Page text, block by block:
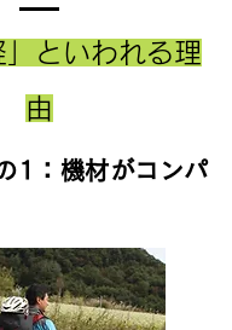
といわれる理
由
1：機材がコンパ